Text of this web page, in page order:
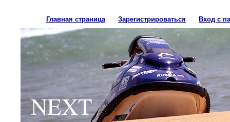
Главная страница Зарегистрироваться Вход с
NEXT